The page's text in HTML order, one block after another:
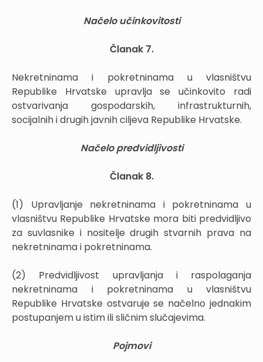
Načelo učinkovitosti
Članak 7.
Nekretninama i pokretninama u vlasništvu
Republike Hrvatske upravlja se učinkovito radi
ostvarivanja gospodarskih, infrastrukturnih,
socijalnih i drugih javnih ciljeva Republike Hrvatske.
Načelo predvidljivosti
Članak 8.
(1) Upravljanje nekretninama i pokretninama u
vlasništvu Republike Hrvatske mora biti predvidljivo
za suvlasnike i nositelje drugih stvarnih prava na
nekretninama i pokretninama.
(2) Predvidljivost upravljanja i raspolaganja
nekretninama i pokretninama u vlasništvu
Republike Hrvatske ostvaruje se načelno jednakim
postupanjem u istim ili sličnim slučajevima.
Pojmovi